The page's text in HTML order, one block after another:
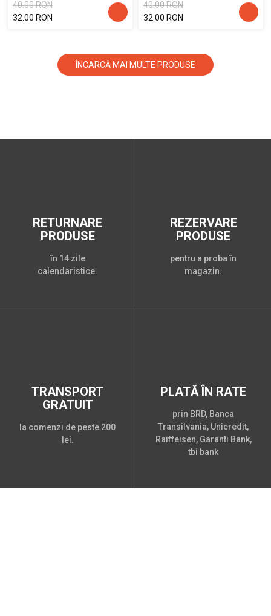
40.00 RON
32.00 RON
40.00 RON
32.00 RON
ÎNCARCĂ MAI MULTE PRODUSE
RETURNARE
PRODUSE
în 14 zile
calendaristice.
REZERVARE
PRODUSE
pentru a proba în
magazin.
TRANSPORT
GRATUIT
la comenzi de peste 200
lei.
PLATĂ ÎN RATE
prin BRD, Banca
Transilvania, Unicredit,
Raiffeisen, Garanti Bank,
tbi bank